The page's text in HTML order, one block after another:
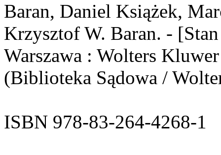
Baran, Daniel Książek,
Krzysztof W. Baran. -
Warszawa : Wolters
(Biblioteka Sądowa /
ISBN 978-83-264-4268-1